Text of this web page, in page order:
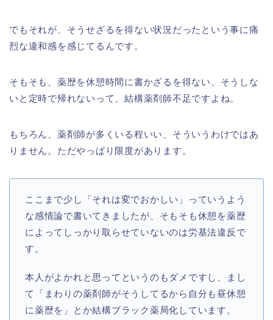
でもそれが、そうせざるを得ない状況だったという事に痛
烈な違和感を感じてるんです。
そもそも、薬歴を休憩時間に書かざるを得ない、そうしな
いと定時で帰れないって、結構薬剤師不足ですよね。
もちろん、薬剤師が多くいる程いい、そういうわけではあ
りません。ただやっぱり限度があります。
ここまで少し「それは変でおかしい」っていうよう
な感情論で書いてきましたが、そもそも休憩を薬歴
によってしっかり取らせていないのは労基法違反で
す。
本人がよかれと思ってというのもダメですし、まし
て「まわりの薬剤師がそうしてるから自分も昼休憩
に薬歴を」とか結構ブラック薬局化しています。